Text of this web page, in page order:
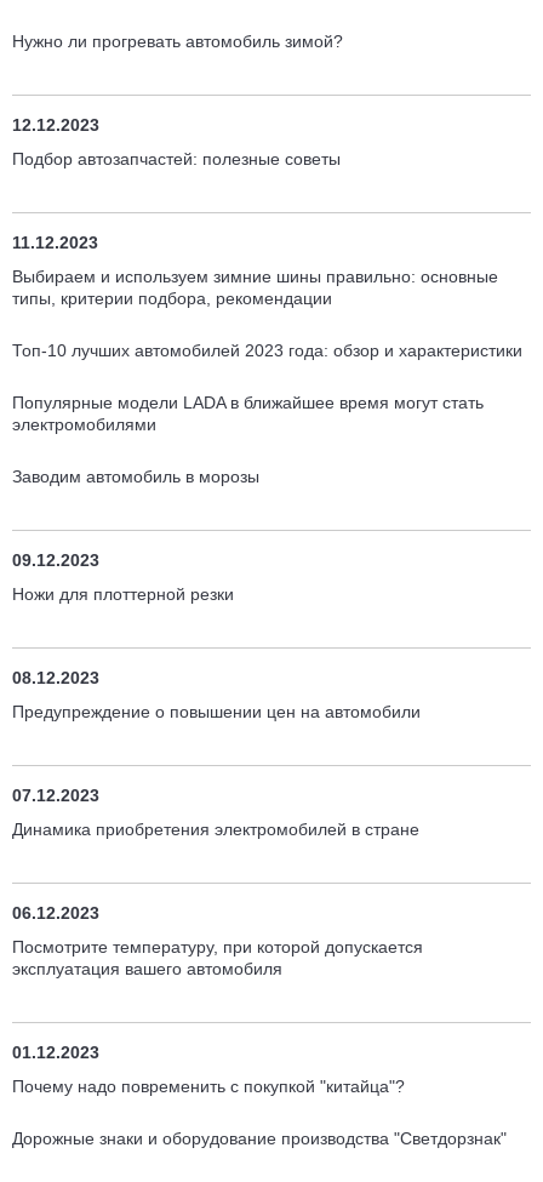
Нужно ли прогревать автомобиль зимой?
12.12.2023
Подбор автозапчастей: полезные советы
11.12.2023
Выбираем и используем зимние шины правильно: основные
типы, критерии подбора, рекомендации
Топ-10 лучших автомобилей 2023 года: обзор и характеристики
Популярные модели LADA в ближайшее время могут стать
электромобилями
Заводим автомобиль в морозы
09.12.2023
Ножи для плоттерной резки
08.12.2023
Предупреждение о повышении цен на автомобили
07.12.2023
Динамика приобретения электромобилей в стране
06.12.2023
Посмотрите температуру, при которой допускается
эксплуатация вашего автомобиля
01.12.2023
Почему надо повременить с покупкой "китайца"?
Дорожные знаки и оборудование производства "Светдорзнак"